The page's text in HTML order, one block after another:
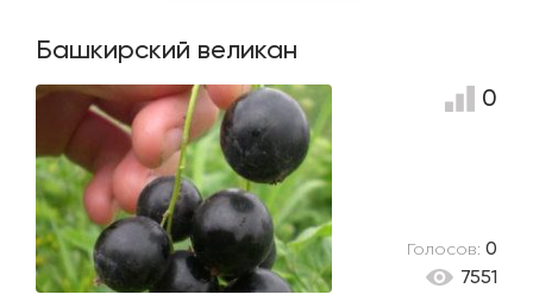
Башкирский великан
0
Голосов: 0
7551